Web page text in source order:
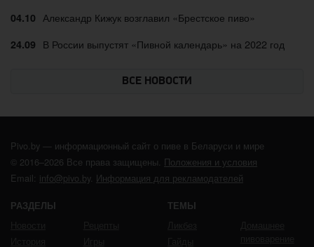
04.10 Александр Кижук возглавил «Брестское пиво»
24.09 В России выпустят «Пивной календарь» на 2022 год
ВСЕ НОВОСТИ
Pivo.by — информационный сайт о пиве в Беларуси и мире
© 2016–2026 Все права защищены. Положения и условия
Email: info@pivo.by. Информация для рекламодателей
РАЗДЕЛЫ ТЕМЫ